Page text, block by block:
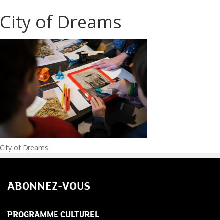
City of Dreams
Navigation
l’article
City of Dreams
ABONNEZ-VOUS
PROGRAMME CULTUREL